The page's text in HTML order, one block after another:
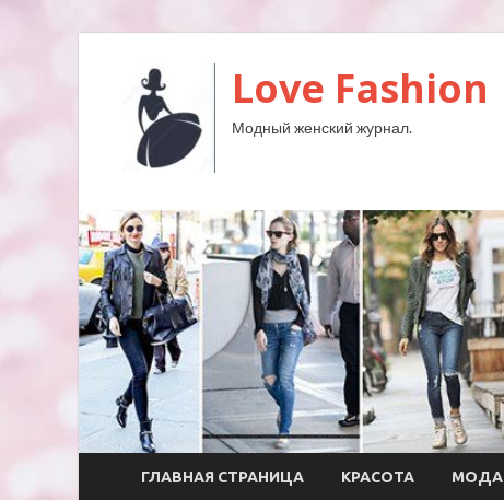
Love Fashion
Модный женский журнал.
ГЛАВНАЯ СТРАНИЦА КРАСОТА МОДА